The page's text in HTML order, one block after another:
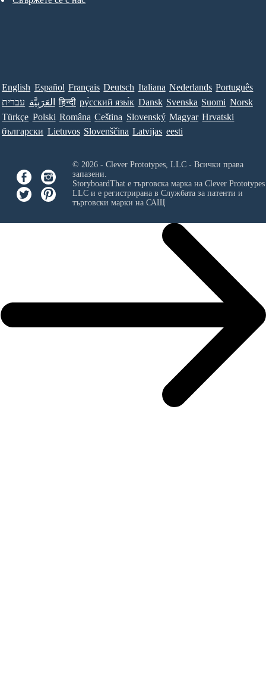
English Español Français Deutsch Italiana Nederlands Português
עברית العَرَبِيَّة हिन्दी ру́сский язы́к Dansk Svenska Suomi Norsk
Türkçe Polski Româna Ceština Slovenský Magyar Hrvatski
български Lietuvos Slovenščina Latvijas eesti
© 2026 - Clever Prototypes, LLC - Всички права
запазени.
StoryboardThat е търговска марка на Clever
LLCи е регистрирана в Службата за патенти и
търговски марки на САЩ